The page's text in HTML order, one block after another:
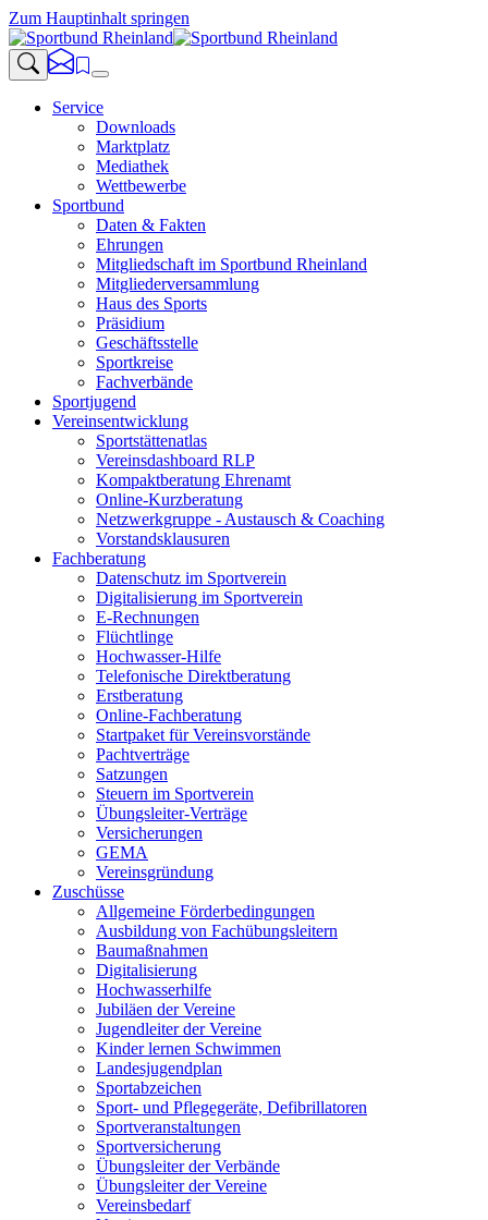
Zum Hauptinhalt springen
Service
Downloads
Marktplatz
Mediathek
Wettbewerbe
Sportbund
Daten & Fakten
Ehrungen
Mitgliedschaft im Sportbund Rheinland
Mitgliederversammlung
Haus des Sports
Präsidium
Geschäftsstelle
Sportkreise
Fachverbände
Sportjugend
Vereinsentwicklung
Sportstättenatlas
Vereinsdashboard RLP
Kompaktberatung Ehrenamt
Online-Kurzberatung
Netzwerkgruppe - Austausch & Coaching
Vorstandsklausuren
Fachberatung
Datenschutz im Sportverein
Digitalisierung im Sportverein
E-Rechnungen
Flüchtlinge
Hochwasser-Hilfe
Telefonische Direktberatung
Erstberatung
Online-Fachberatung
Startpaket für Vereinsvorstände
Pachtverträge
Satzungen
Steuern im Sportverein
Übungsleiter-Verträge
Versicherungen
GEMA
Vereinsgründung
Zuschüsse
Allgemeine Förderbedingungen
Ausbildung von Fachübungsleitern
Baumaßnahmen
Digitalisierung
Hochwasserhilfe
Jubiläen der Vereine
Jugendleiter der Vereine
Kinder lernen Schwimmen
Landesjugendplan
Sportabzeichen
Sport- und Pflegegeräte, Defibrillatoren
Sportveranstaltungen
Sportversicherung
Übungsleiter der Verbände
Übungsleiter der Vereine
Vereinsbedarf